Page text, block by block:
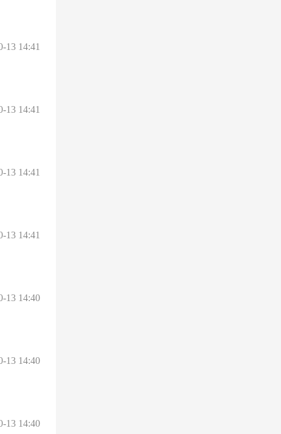
13 14:41
13 14:41
13 14:41
13 14:41
13 14:40
13 14:40
13 14:40